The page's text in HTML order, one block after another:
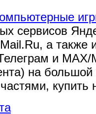
сервисов
а также
и
на большой
купить